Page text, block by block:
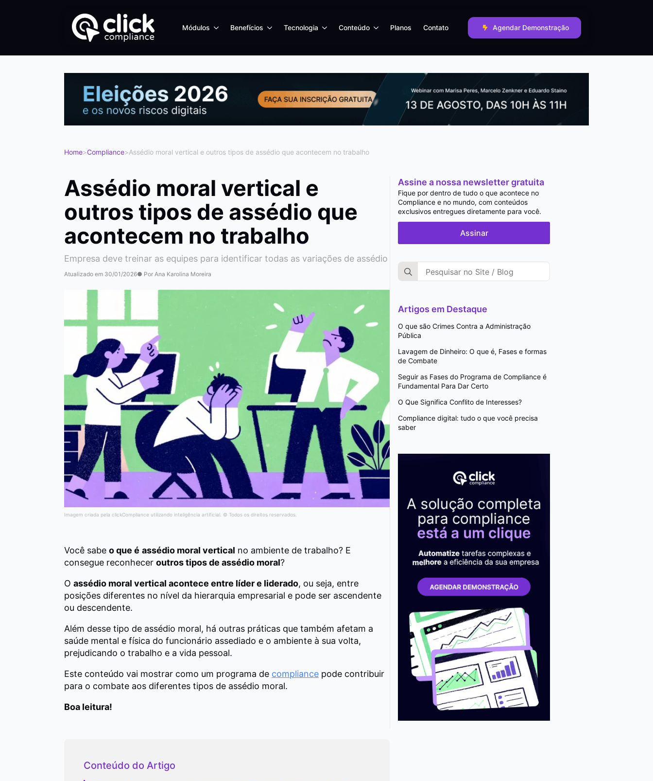
Módulos Benefícios Tecnologia Conteúdo Planos Contato Agendar Demonstração
Home>Compliance>Assédio moral vertical e outros tipos de assédio que acontecem no trabalho
Assédio moral vertical e
outros tipos de assédio que
acontecem no trabalho
Empresa deve treinar as equipes para identificar todas as variações de assédio
Atualizado em 30/01/2026● Por Ana Karolina Moreira
Imagem criada pela clickCompliance utilizando inteligência artificial. © Todos os direitos reservados.
Você sabe o que é assédio moral vertical no ambiente de trabalho? E
consegue reconhecer outros tipos de assédio moral?
O assédio moral vertical acontece entre líder e liderado, ou seja, entre
posições diferentes no nível da hierarquia empresarial e pode ser ascendente
ou descendente.
Além desse tipo de assédio moral, há outras práticas que também afetam a
saúde mental e física do funcionário assediado e o ambiente à sua volta,
prejudicando o trabalho e a vida pessoal.
Este conteúdo vai mostrar como um programa de compliance pode contribuir
para o combate aos diferentes tipos de assédio moral.
Boa leitura!
Conteúdo do Artigo
Assine a nossa newsletter gratuita
Fique por dentro de tudo o que acontece no
Compliance e no mundo, com conteúdos
exclusivos entregues diretamente para você.
Assinar
Search
for:
Artigos em Destaque
O que são Crimes Contra a Administração
Pública
Lavagem de Dinheiro: O que é, Fases e formas
de Combate
Seguir as Fases do Programa de Compliance é
Fundamental Para Dar Certo
O Que Significa Conflito de Interesses?
Compliance digital: tudo o que você precisa
saber